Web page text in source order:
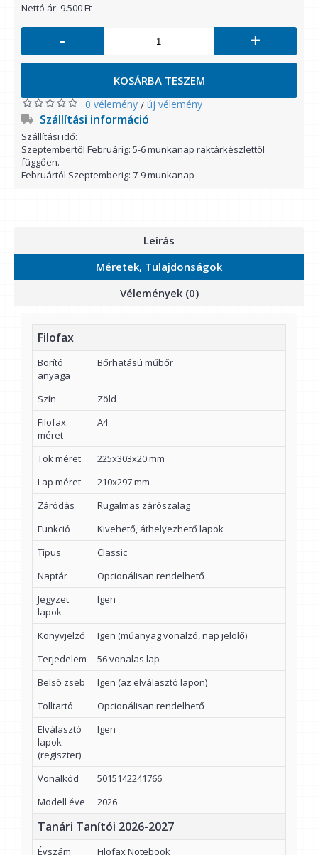
Nettó ár: 9.500 Ft
- +
KOSÁRBA TESZEM
0 vélemény / új vélemény
Szállítási információ
Szállítási idő:
Szeptembertől Februárig: 5-6 munkanap raktárkészlettől
függően.
Februártól Szeptemberig: 7-9 munkanap
Leírás
Méretek, Tulajdonságok
Vélemények (0)
Filofax
Borító
anyaga
Bőrhatású műbőr
Szín
Zöld
Filofax
méret
A4
Tok méret
225x303x20 mm
Lap méret
210x297 mm
Záródás
Rugalmas zárószalag
Funkció
Kivehető, áthelyezhető lapok
Típus
Classic
Naptár
Opcionálisan rendelhető
Jegyzet
lapok
Igen
Könyvjelző
Igen (műanyag vonalzó, nap jelölő)
Terjedelem
56 vonalas lap
Belső zseb
Igen (az elválasztó lapon)
Tolltartó
Opcionálisan rendelhető
Elválasztó
lapok
(regiszter)
Igen
Vonalkód
5015142241766
Modell éve
2026
Tanári Tanítói 2026-2027
Évszám
Filofax Notebook